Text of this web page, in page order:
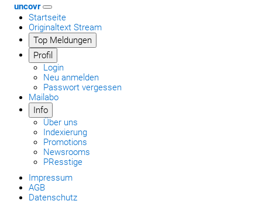
uncovr
Startseite
Originaltext Stream
Top Meldungen
Profil
Login
Neu anmelden
Passwort vergessen
Mailabo
Info
Über uns
Indexierung
Promotions
Newsrooms
PResstige
Impressum
AGB
Datenschutz